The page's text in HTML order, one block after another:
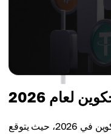
لعام 2026
لدى الخبراء توقعات مختلفة لدوجكوين في 2026، حيث يتوقع